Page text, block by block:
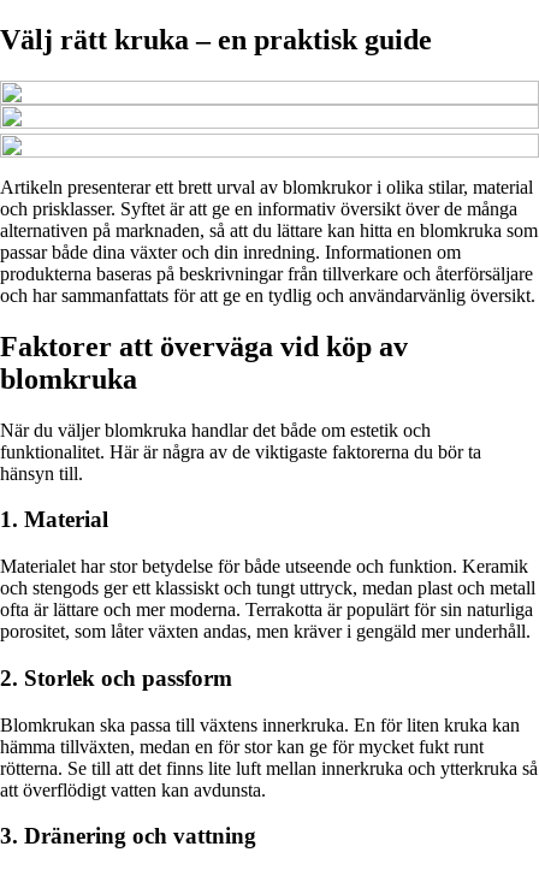
Välj rätt kruka – en praktisk guide
Artikeln presenterar ett brett urval av blomkrukor i olika stilar, material
och prisklasser. Syftet är att ge en informativ översikt över de många
alternativen på marknaden, så att du lättare kan hitta en blomkruka som
passar både dina växter och din inredning. Informationen om
produkterna baseras på beskrivningar från tillverkare och återförsäljare
och har sammanfattats för att ge en tydlig och användarvänlig översikt.
Faktorer att överväga vid köp av
blomkruka
När du väljer blomkruka handlar det både om estetik och
funktionalitet. Här är några av de viktigaste faktorerna du bör ta
hänsyn till.
1. Material
Materialet har stor betydelse för både utseende och funktion. Keramik
och stengods ger ett klassiskt och tungt uttryck, medan plast och metall
ofta är lättare och mer moderna. Terrakotta är populärt för sin naturliga
porositet, som låter växten andas, men kräver i gengäld mer underhåll.
2. Storlek och passform
Blomkrukan ska passa till växtens innerkruka. En för liten kruka kan
hämma tillväxten, medan en för stor kan ge för mycket fukt runt
rötterna. Se till att det finns lite luft mellan innerkruka och ytterkruka så
att överflödigt vatten kan avdunsta.
3. Dränering och vattning